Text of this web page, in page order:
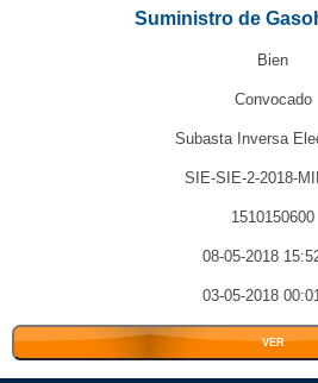
Suministro de
Bien
Convocado
Subasta Inversa
SIE-SIE-2-2018-
1510150600
08-05-2018
03-05-2018
VER